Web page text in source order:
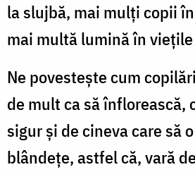
la slujbă, mai mulți copii
mai multă lumină în
Ne povestește cum
de mult ca să înflorească,
sigur și de cineva care să
blândețe, astfel că, vară